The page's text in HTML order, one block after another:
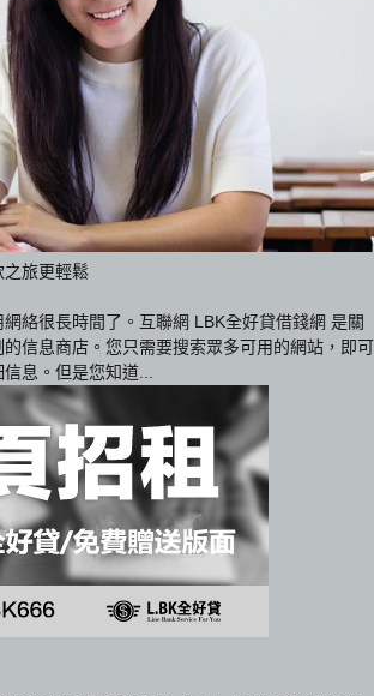
之旅更輕鬆
絡很長時間了。互聯網 LBK全好貸借錢網 是關
信息商店。您只需要搜索眾多可用的網站，即可
息。但是您知道...